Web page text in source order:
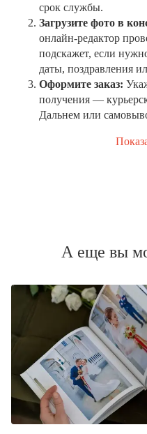
срок службы.
Загрузите фото в
онлайн-редактор
подскажет, если
даты, поздравления
Оформите заказ:
получения —
Дальнем или
А еще вы